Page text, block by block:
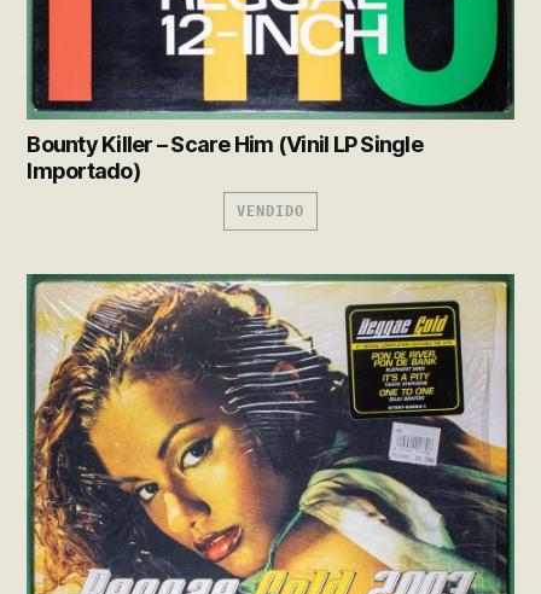
Bounty Killer – Scare Him (Vinil LP Single
Importado)
VENDIDO